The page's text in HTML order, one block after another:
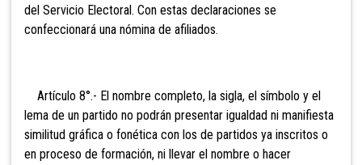
del Servicio Electoral. Con estas declaraciones se
confeccionará una nómina de afiliados.
Artículo 8°.- El nombre completo, la sigla, el símbolo y el
lema de un partido no podrán presentar igualdad ni manifiesta
similitud gráfica o fonética con los de partidos ya inscritos o
en proceso de formación, ni llevar el nombre o hacer